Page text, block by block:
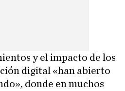
y el impacto de los
digital «han abierto
donde en muchos